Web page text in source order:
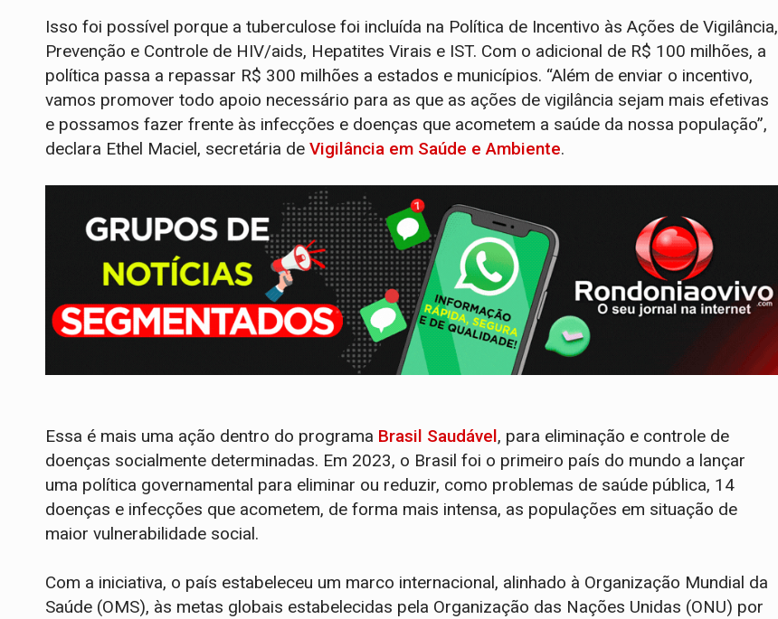
Isso foi possível porque a tuberculose foi incluída na Política de Incentivo às Ações de Vigilância,
Prevenção e Controle de HIV/aids, Hepatites Virais e IST. Com o adicional de R$ 100 milhões, a
política passa a repassar R$ 300 milhões a estados e municípios. “Além de enviar o incentivo,
vamos promover todo apoio necessário para as que as ações de vigilância sejam mais efetivas
e possamos fazer frente às infecções e doenças que acometem a saúde da nossa população”,
declara Ethel Maciel, secretária de Vigilância em Saúde e Ambiente.
Essa é mais uma ação dentro do programa Brasil Saudável, para eliminação e controle de
doenças socialmente determinadas. Em 2023, o Brasil foi o primeiro país do mundo a lançar
uma política governamental para eliminar ou reduzir, como problemas de saúde pública, 14
doenças e infecções que acometem, de forma mais intensa, as populações em situação de
maior vulnerabilidade social.
Com a iniciativa, o país estabeleceu um marco internacional, alinhado à Organização Mundial da
Saúde (OMS), às metas globais estabelecidas pela Organização das Nações Unidas (ONU) por